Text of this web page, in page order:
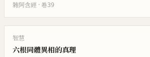
流，壽亦隨損減，人命漸消亡如…
雜阿含經 · 卷39
智慧
六根同體異相的真理